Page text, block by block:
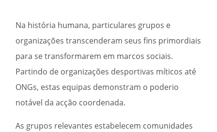
Na história humana, particulares grupos e
organizações transcenderam seus fins primordiais
para se transformarem em marcos sociais.
Partindo de organizações desportivas míticos até
ONGs, estas equipas demonstram o poderio
notável da acção coordenada.
As grupos relevantes estabelecem comunidades